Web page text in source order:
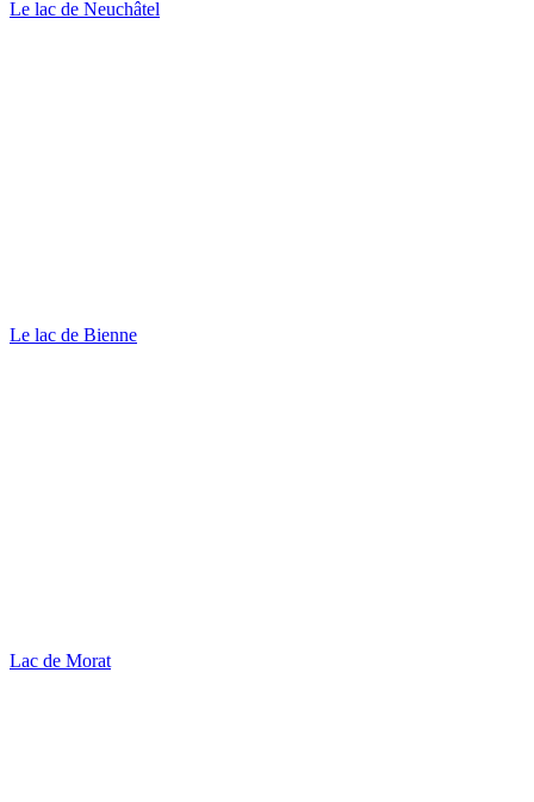
Le lac de Neuchâtel
Le lac de Bienne
Lac de Morat